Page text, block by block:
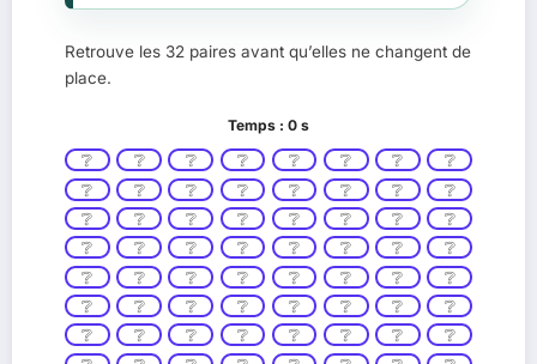
Retrouve les 32 paires avant qu’elles ne changent de
place.
Temps : 0 s
❔ ❔ ❔ ❔ ❔ ❔ ❔
❔
❔
❔ ❔ ❔ ❔ ❔ ❔
❔
❔
❔ ❔ ❔ ❔ ❔ ❔
❔
❔
❔ ❔ ❔ ❔ ❔ ❔
❔
❔
❔ ❔ ❔ ❔ ❔ ❔
❔
❔
❔ ❔ ❔ ❔ ❔ ❔
❔
❔
❔ ❔ ❔ ❔ ❔ ❔
❔